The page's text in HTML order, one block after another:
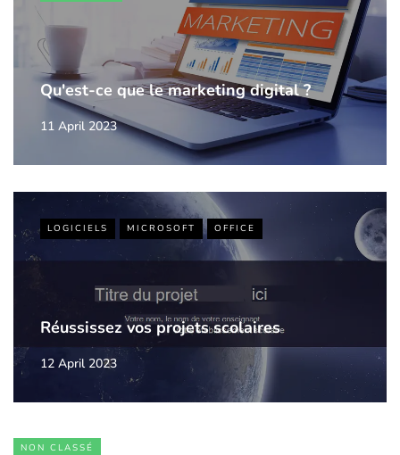
Qu'est-ce que le marketing digital ?
11 April 2023
LOGICIELS MICROSOFT OFFICE
Réussissez vos projets scolaires
12 April 2023
NON CLASSÉ